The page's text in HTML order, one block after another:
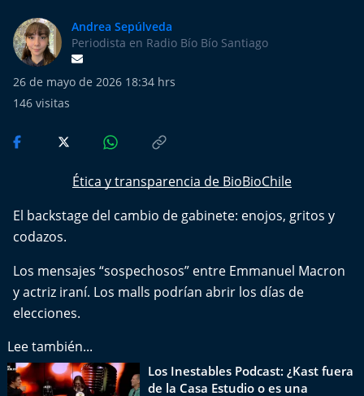
Más de Ti Podcast
Realizadores
Retropop
De Plato en Plato
Los Inestables
Más de 100 Días
Tu Mereces Ser Feliz
Cultura y Espectáculos
Del Fin del Mundo
Andrea Sepúlveda
Periodista en Radio Bío Bío Santiago
26 de mayo de 2026 18:34 hrs
146 visitas
Ética y transparencia de BioBioChile
El backstage del cambio de gabinete: enojos, gritos y
codazos.
Los mensajes “sospechosos” entre Emmanuel Macron
y actriz iraní. Los malls podrían abrir los días de
elecciones.
Lee también...
Los Inestables Podcast: ¿Kast fuera
de la Casa Estudio o es una